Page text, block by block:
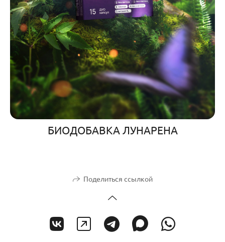
БИОДОБАВКА ЛУНАРЕНА
Поделиться ссылкой